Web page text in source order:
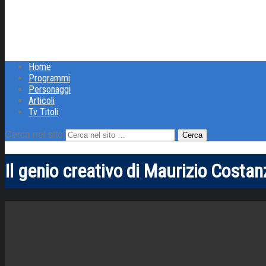
Home
Programmi
Personaggi
Articoli
Tv Titoli
Cerca nel sito
Il genio creativo di Maurizio